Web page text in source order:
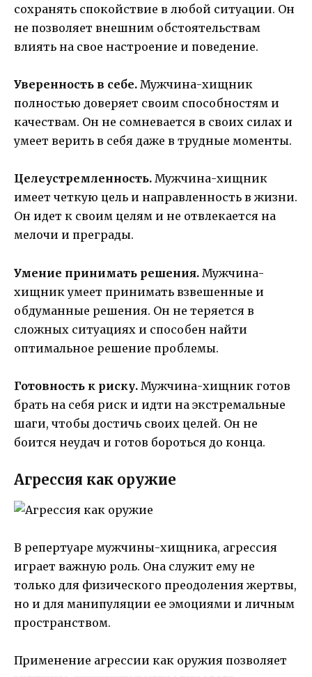
сохранять спокойствие в любой ситуации. Он
не позволяет внешним обстоятельствам
влиять на свое настроение и поведение.
Уверенность в себе. Мужчина-хищник
полностью доверяет своим способностям и
качествам. Он не сомневается в своих силах и
умеет верить в себя даже в трудные моменты.
Целеустремленность. Мужчина-хищник
имеет четкую цель и направленность в жизни.
Он идет к своим целям и не отвлекается на
мелочи и преграды.
Умение принимать решения. Мужчина-
хищник умеет принимать взвешенные и
обдуманные решения. Он не теряется в
сложных ситуациях и способен найти
оптимальное решение проблемы.
Готовность к риску. Мужчина-хищник готов
брать на себя риск и идти на экстремальные
шаги, чтобы достичь своих целей. Он не
боится неудач и готов бороться до конца.
Агрессия как оружие
В репертуаре мужчины-хищника, агрессия
играет важную роль. Она служит ему не
только для физического преодоления жертвы,
но и для манипуляции ее эмоциями и личным
пространством.
Применение агрессии как оружия позволяет